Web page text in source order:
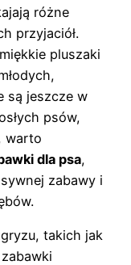
różne
przyjaciół.
pluszaki
są jeszcze w
psów,
warto
dla psa,
zabawy i
takich jak